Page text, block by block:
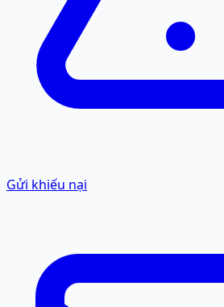
Gửi khiếu nại